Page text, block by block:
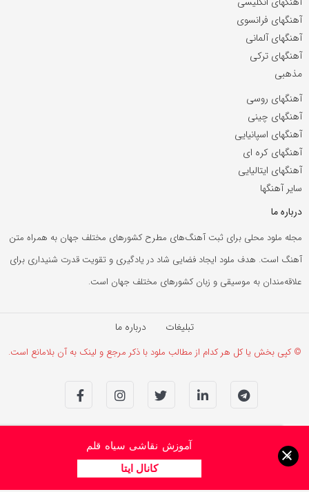
آهنگهای فرانسوی
آهنگهای آلمانی
آهنگهای ترکی
مذهبی
آهنگهای روسی
آهنگهای چینی
آهنگهای اسپانیایی
آهنگهای کره ای
آهنگهای ایتالیایی
سایر آهنگها
درباره ما
مجله ملود محلی برای ثبت آهنگ‌های مطرح کشورهای مختلف جهان به همراه متن
آهنگ است. هدف ملود ایجاد فضایی شاد در یادگیری و تقویت قدرت شنیداری برای
علاقه‌مندان به موسیقی و زبان کشورهای مختلف جهان است.
تبلیغات درباره ما
© کپی بخش یا کل هر کدام از مطالب ملود با ذکر مرجع و لینک به آن بلامانع است.
آموزش نقاشی سیاه قلم
کانال ایتا
×